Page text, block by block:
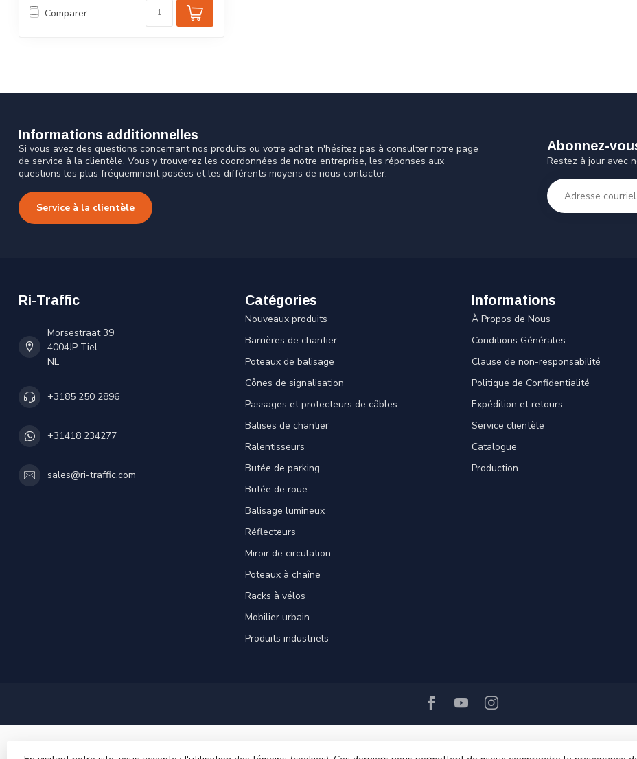
Comparer
Informations additionnelles
Si vous avez des questions concernant nos produits ou votre achat, n'hésitez pas à consulter notre page
de service à la clientèle. Vous y trouverez les coordonnées de notre entreprise, les réponses aux
questions les plus fréquemment posées et les différents moyens de nous contacter.
Service à la clientèle
Abonnez-
Restez à jour avec
Ri-Traffic
Morsestraat 39
4004JP Tiel
NL
+3185 250 2896
+31418 234277
sales@ri-traffic.com
Catégories
Nouveaux produits
Barrières de chantier
Poteaux de balisage
Cônes de signalisation
Passages et protecteurs de câbles
Balises de chantier
Ralentisseurs
Butée de parking
Butée de roue
Balisage lumineux
Réflecteurs
Miroir de circulation
Poteaux à chaîne
Racks à vélos
Mobilier urbain
Produits industriels
Informations
À Propos de Nous
Conditions Générales
Clause de non-responsabilité
Politique de Confidentialité
Expédition et retours
Service clientèle
Catalogue
Production